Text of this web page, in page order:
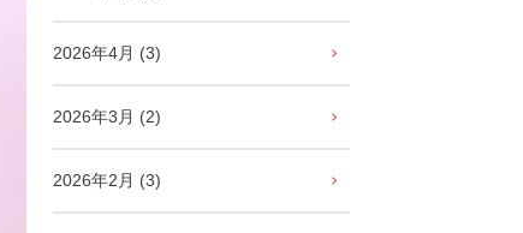
2026年4月 (3)
2026年3月 (2)
2026年2月 (3)